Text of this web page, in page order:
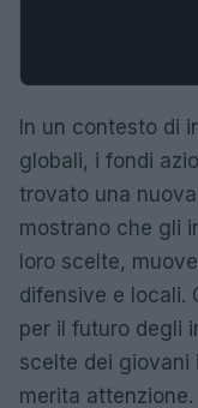
In un contesto di
globali, i fondi
trovato una
mostrano che gli
loro scelte,
difensive e locali.
per il futuro degli
scelte dei giovani
merita attenzione.